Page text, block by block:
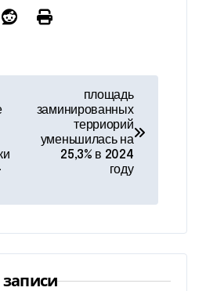
площадь
заминированных
терриорий
уменьшилась на
25,3% в 2024
году